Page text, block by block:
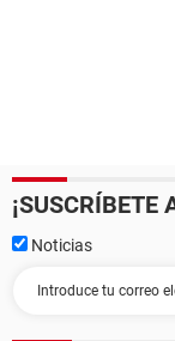
¡SUSCRÍBETE
Noticias